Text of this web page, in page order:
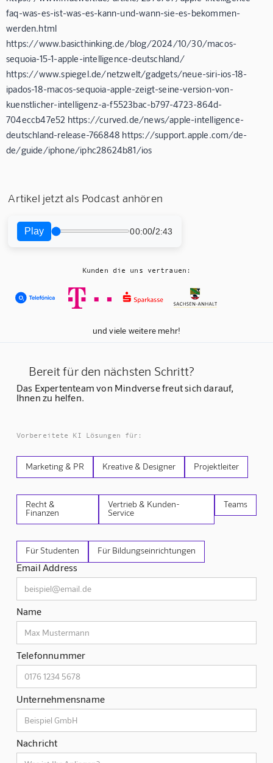
faq-was-es-ist-was-es-kann-und-wann-sie-es-bekommen-
werden.html
https://www.basicthinking.de/blog/2024/10/30/macos-
sequoia-15-1-apple-intelligence-deutschland/
https://www.spiegel.de/netzwelt/gadgets/neue-siri-ios-18-
ipados-18-macos-sequoia-apple-zeigt-seine-version-von-
kuenstlicher-intelligenz-a-f5523bac-b797-4723-864d-
704eccb47e52 https://curved.de/news/apple-intelligence-
deutschland-release-766848 https://support.apple.com/de-
de/guide/iphone/iphc28624b81/ios
Artikel jetzt als Podcast anhören
Play 00:00/2:43
Kunden die uns vertrauen:
und viele weitere mehr!
Bereit für den nächsten Schritt?
Das Expertenteam von Mindverse freut sich darauf,
Ihnen zu helfen.
Vorbereitete KI Lösungen für:
Marketing & PR Kreative & Designer Projektleiter
Recht &
Finanzen
Vertrieb & Kunden-
Service
Teams
Für Studenten Für Bildungseinrichtungen
Email Address
Name
Telefonnummer
Unternehmensname
Nachricht